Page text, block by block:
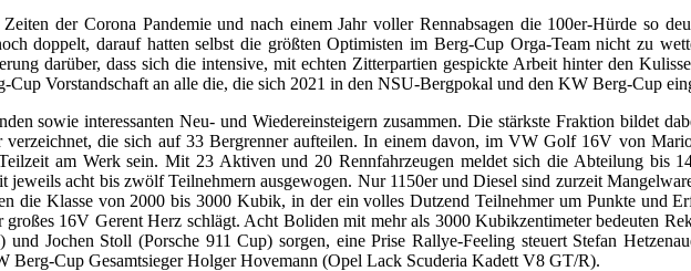
der Corona Pandemie und nach einem Jahr voller Rennabsagen die 100er-Hürde so
doppelt, darauf hatten selbst die größten Optimisten im Berg-Cup Orga-Team nicht zu
darüber, dass sich die intensive, mit echten Zitterpartien gespickte Arbeit hinter den
Cup Vorstandschaft an alle die, die sich 2021 in den NSU-Bergpokal und den KW Berg-Cup
sowie interessanten Neu- und Wiedereinsteigern zusammen. Die stärkste Fraktion bildet
die sich auf 33 Bergrenner aufteilen. In einem davon, im VW Golf 16V von
am Werk sein. Mit 23 Aktiven und 20 Rennfahrzeugen meldet sich die Abteilung bis
jeweils acht bis zwölf Teilnehmern ausgewogen. Nur 1150er und Diesel sind zurzeit
die Klasse von 2000 bis 3000 Kubik, in der ein volles Dutzend Teilnehmer um Punkte und
16V Gerent Herz schlägt. Acht Boliden mit mehr als 3000 Kubikzentimeter bedeuten
Jochen Stoll (Porsche 911 Cup) sorgen, eine Prise Rallye-Feeling steuert Stefan
Berg-Cup Gesamtsieger Holger Hovemann (Opel Lack Scuderia Kadett V8 GT/R).